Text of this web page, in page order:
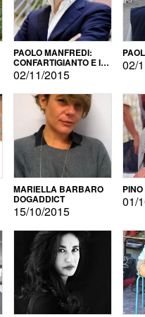
PAOLO MANFREDI:
CONFARTIGIANTO E IL
SONDAGGIO
02/11/2015
02/
MARIELLA BARBARO
DOGADDICT
15/10/2015
01/